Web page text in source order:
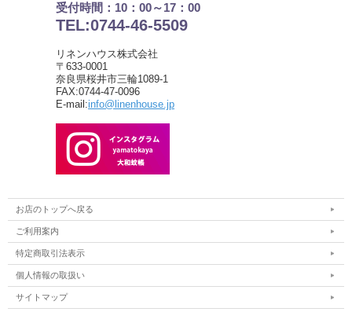
受付時間：10：00～17：00
TEL:0744-46-5509
リネンハウス株式会社
〒633-0001
奈良県桜井市三輪1089-1
FAX:0744-47-0096
E-mail:info@linenhouse.jp
お店のトップへ戻る
ご利用案内
特定商取引法表示
個人情報の取扱い
サイトマップ